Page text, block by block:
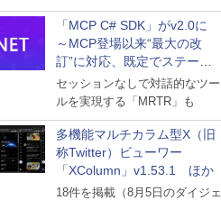
「MCP C# SDK」がv2.0に
～MCP登場以来“最大の改
訂”に対応、既定でステート
レスへ
セッションなしで対話的なツー
ルを実現する「MRTR」も
多機能マルチカラム型X（旧
称Twitter）ビューワー
「XColumn」v1.53.1 ほか
18件を掲載（8月5日のダイジェ